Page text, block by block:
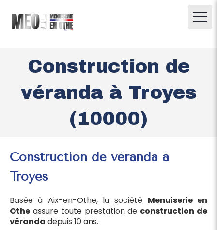
Construction de
véranda à Troyes
(10000)
Construction de véranda à
Troyes
Basée à Aix-en-Othe, la société Menuiserie en
Othe assure toute prestation de construction de
véranda depuis 10 ans.